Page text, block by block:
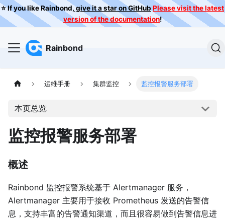
⭐️ If you like Rainbond,give it a star on GitHub Please visit the latest
version of the documentation!
Rainbond
运维手册 集群监控 监控报警服务部署
本页总览
监控报警服务部署
概述
Rainbond 监控报警系统基于 Alertmanager 服务，
Alertmanager 主要用于接收 Prometheus 发送的告警信
息，支持丰富的告警通知渠道，而且很容易做到告警信息进